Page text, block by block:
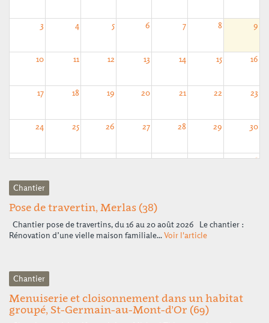
3 4 5 6 7 8 9
10 11 12 13 14 15 16
17 18 19 20 21 22 23
24 25 26 27 28 29 30
31 1 2 3 4 5 6
Chantier
Pose de travertin, Merlas (38)
Chantier pose de travertins, du 16 au 20 août 2026 Le chantier :
Rénovation d’une vielle maison familiale...Voir l'article
Chantier
Menuiserie et cloisonnement dans un habitat
groupé, St-Germain-au-Mont-d’Or (69)